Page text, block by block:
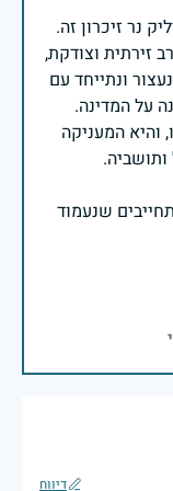
נר זיכרון זה.
זירתית וצודקת,
ונתייחד עם
על המדינה.
והיא המעניקה
שנעמוד
דיווח